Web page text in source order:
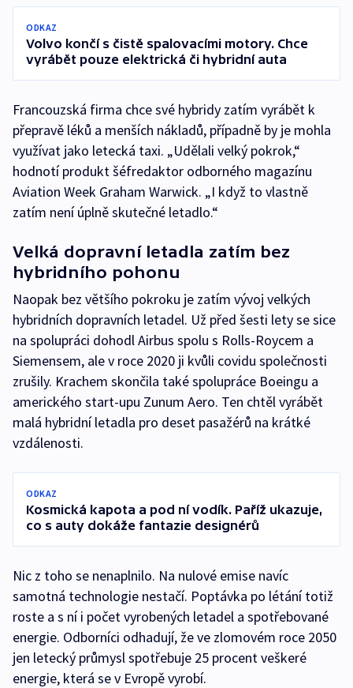
ODKAZ
Volvo končí s čistě spalovacími motory. Chce
vyrábět pouze elektrická či hybridní auta
Francouzská firma chce své hybridy zatím vyrábět k
přepravě léků a menších nákladů, případně by je mohla
využívat jako letecká taxi. „Udělali velký pokrok,“
hodnotí produkt šéfredaktor odborného magazínu
Aviation Week Graham Warwick. „I když to vlastně
zatím není úplně skutečné letadlo.“
Velká dopravní letadla zatím bez
hybridního pohonu
Naopak bez většího pokroku je zatím vývoj velkých
hybridních dopravních letadel. Už před šesti lety se sice
na spolupráci dohodl Airbus spolu s Rolls-Roycem a
Siemensem, ale v roce 2020 ji kvůli covidu společnosti
zrušily. Krachem skončila také spolupráce Boeingu a
amerického start-upu Zunum Aero. Ten chtěl vyrábět
malá hybridní letadla pro deset pasažérů na krátké
vzdálenosti.
ODKAZ
Kosmická kapota a pod ní vodík. Paříž ukazuje,
co s auty dokáže fantazie designérů
Nic z toho se nenaplnilo. Na nulové emise navíc
samotná technologie nestačí. Poptávka po létání totiž
roste a s ní i počet vyrobených letadel a spotřebované
energie. Odborníci odhadují, že ve zlomovém roce 2050
jen letecký průmysl spotřebuje 25 procent veškeré
energie, která se v Evropě vyrobí.